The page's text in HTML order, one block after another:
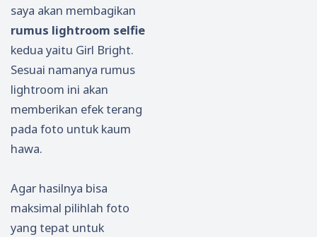
saya akan membagikan
rumus lightroom selfie
kedua yaitu Girl Bright.
Sesuai namanya rumus
lightroom ini akan
memberikan efek terang
pada foto untuk kaum
hawa.
Agar hasilnya bisa
maksimal pilihlah foto
yang tepat untuk